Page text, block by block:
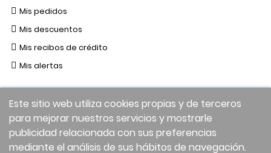
Este sitio web utiliza cookies propias y de terceros
para mejorar nuestros servicios y mostrarle
publicidad relacionada con sus preferencias
mediante el análisis de sus hábitos de navegación.
Mis pedidos
Mis descuentos
Mis recibos de crédito
Mis alertas